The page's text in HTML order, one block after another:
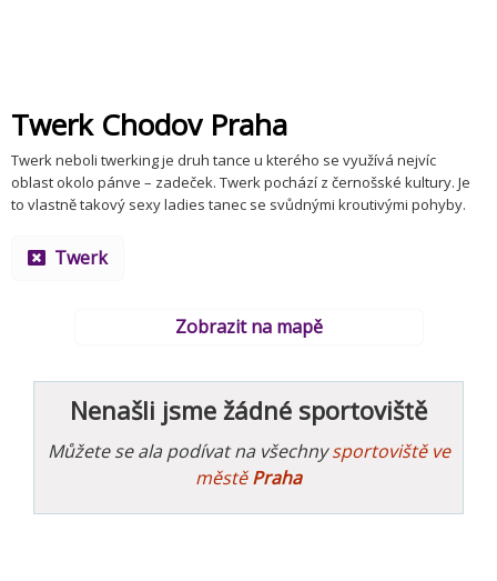
Twerk Chodov Praha
Twerk neboli twerking je druh tance u kterého se využívá nejvíc
oblast okolo pánve – zadeček. Twerk pochází z černošské kultury. Je
to vlastně takový sexy ladies tanec se svůdnými kroutivými pohyby.
Twerk
Zobrazit na mapě
Nenašli jsme žádné sportoviště
Můžete se ala podívat na všechnysportoviště ve
městěPraha